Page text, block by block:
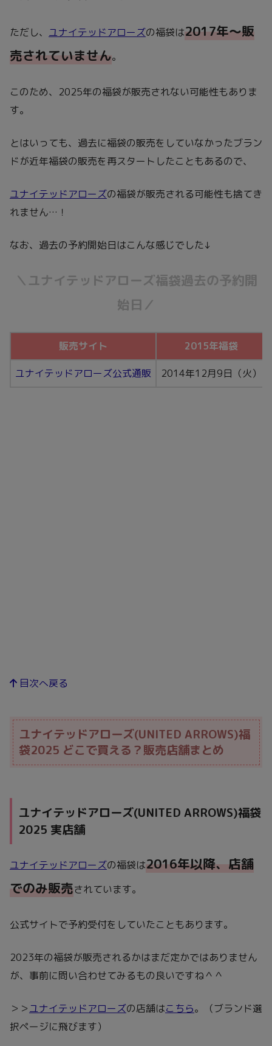
ただし、 ユナイテッドアローズの福袋は2017年～販
売されていません。
このため、2025年の福袋が販売されない可能性もありま
す。
とはいっても、過去に福袋の販売をしていなかったブラン
ドが近年福袋の販売を再スタートしたこともあるので、
ユナイテッドアローズの福袋が販売される可能性も捨てき
れません…！
なお、過去の予約開始日はこんな感じでした↓
＼ユナイテッドアローズ福袋過去の予約開
始日／
販売サイト 2015年福袋
ユナイテッドアローズ公式通販 2014年12月9日（火）
目次へ戻る
ユナイテッドアローズ(UNITED ARROWS)福
袋2025 どこで買える？販売店舗まとめ
ユナイテッドアローズ(UNITED ARROWS)福袋
2025 実店舗
ユナイテッドアローズの福袋は2016年以降、店舗
でのみ販売されています。
公式サイトで予約受付をしていたこともあります。
2023年の福袋が販売されるかはまだ定かではありません
が、事前に問い合わせてみるもの良いですね＾＾
＞＞ユナイテッドアローズの店舗はこちら。（ブランド選
択ページに飛びます）